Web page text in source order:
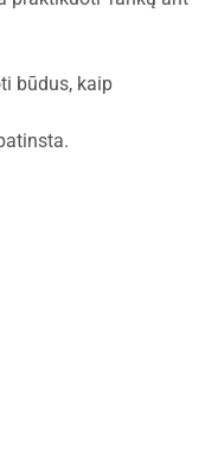
būdus, kaip